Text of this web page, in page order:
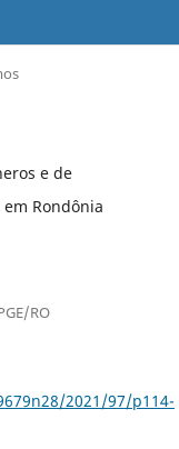
e de
Rondônia
RO
2021/97/p114-